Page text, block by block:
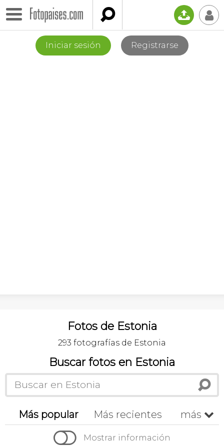
 📤 👤
Iniciar sesión Registrarse
Fotos de Estonia
293 fotografías de Estonia
Buscar fotos en Estonia
Más popular
Más recientes
Cronológico
A-z Z-a
más 
 Mostrar información